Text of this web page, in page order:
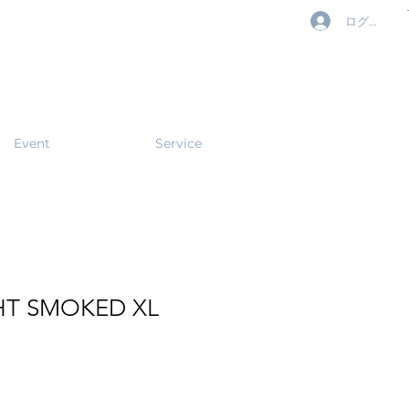
ログイン
Event Service
SMOKED XL